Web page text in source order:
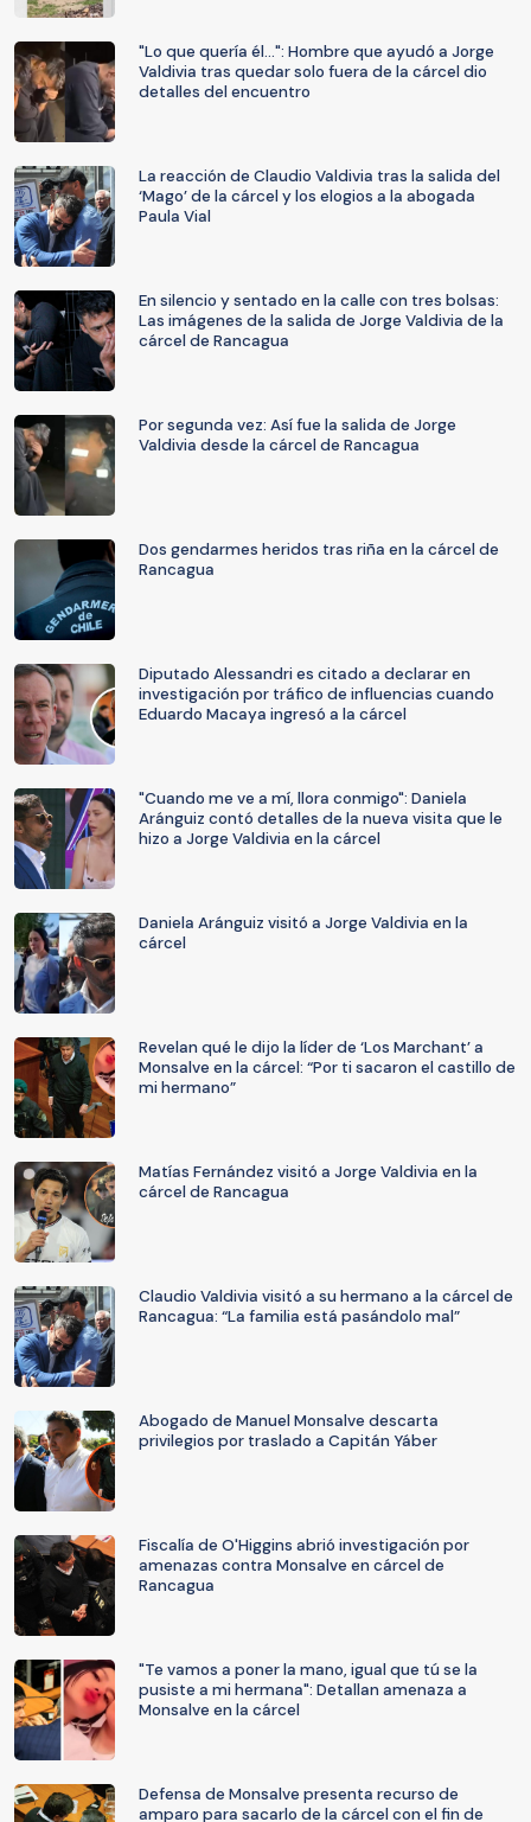
"Lo que quería él...": Hombre que ayudó a Jorge
Valdivia tras quedar solo fuera de la cárcel dio
detalles del encuentro
La reacción de Claudio Valdivia tras la salida del
‘Mago’ de la cárcel y los elogios a la abogada
Paula Vial
En silencio y sentado en la calle con tres bolsas:
Las imágenes de la salida de Jorge Valdivia de la
cárcel de Rancagua
Por segunda vez: Así fue la salida de Jorge
Valdivia desde la cárcel de Rancagua
Dos gendarmes heridos tras riña en la cárcel de
Rancagua
Diputado Alessandri es citado a declarar en
investigación por tráfico de influencias cuando
Eduardo Macaya ingresó a la cárcel
"Cuando me ve a mí, llora conmigo": Daniela
Aránguiz contó detalles de la nueva visita que le
hizo a Jorge Valdivia en la cárcel
Daniela Aránguiz visitó a Jorge Valdivia en la
cárcel
Revelan qué le dijo la líder de ‘Los Marchant’ a
Monsalve en la cárcel: “Por ti sacaron el castillo de
mi hermano”
Matías Fernández visitó a Jorge Valdivia en la
cárcel de Rancagua
Claudio Valdivia visitó a su hermano a la cárcel de
Rancagua: “La familia está pasándolo mal”
Abogado de Manuel Monsalve descarta
privilegios por traslado a Capitán Yáber
Fiscalía de O'Higgins abrió investigación por
amenazas contra Monsalve en cárcel de
Rancagua
"Te vamos a poner la mano, igual que tú se la
pusiste a mi hermana": Detallan amenaza a
Monsalve en la cárcel
Defensa de Monsalve presenta recurso de
amparo para sacarlo de la cárcel con el fin de